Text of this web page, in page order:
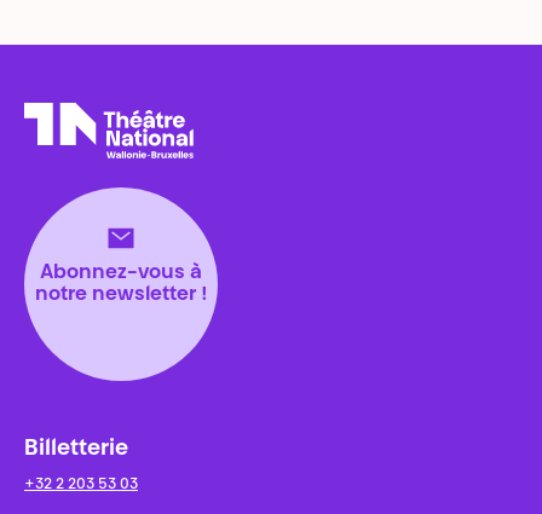
Abonnez-vous à
notre newsletter !
Billetterie
+32 2 203 53 03